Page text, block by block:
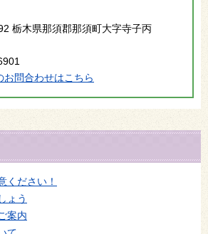
栃木県那須郡那須町大字寺子丙
お問合わせはこちら
ください！
ょう
案内